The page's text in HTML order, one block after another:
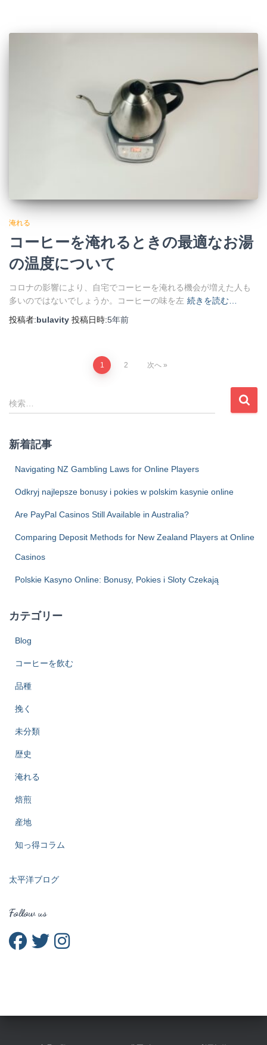
淹れる
コーヒーを淹れるときの最適なお湯
の温度について
コロナの影響により、自宅でコーヒーを淹れる機会が増えた人も
多いのではないでしょうか。コーヒーの味を左 続きを読む…
投稿者:bulavity 投稿日時:5年前
稿
ペ
ー
送
り
1 2 次へ
検
索
検索…
新着記事
Navigating NZ Gambling Laws for Online Players
Odkryj najlepsze bonusy i pokies w polskim kasynie online
Are PayPal Casinos Still Available in Australia?
Comparing Deposit Methods for New Zealand Players at Online
Casinos
Polskie Kasyno Online: Bonusy, Pokies i Sloty Czekają
カテゴリー
Blog
コーヒーを飲む
品種
挽く
未分類
歴史
淹れる
焙煎
産地
知っ得コラム
太平洋ブログ
Follow us